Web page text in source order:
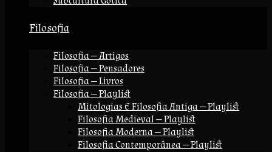
Filosofia
Filosofia — Artigos
Filosofia — Pensadores
Filosofia — Livros
Filosofia — Playlist
Mitologias E Filosofia Antiga — Playlist
Filosofia Medieval — Playlist
Filosofia Moderna — Playlist
Filosofia Contemporânea — Playlist